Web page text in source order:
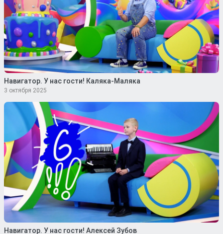
Навигатор. У нас гости! Каляка-Маляка
3 октября 2025
Навигатор. У нас гости! Алексей Зубов